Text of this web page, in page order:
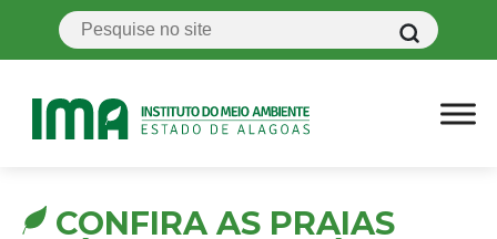
CONFIRA AS PRAIAS